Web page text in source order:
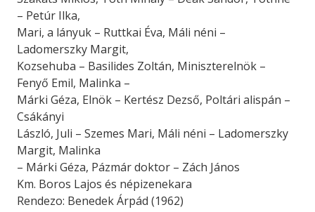
– Petúr Ilka,
Mari, a lányuk – Ruttkai Éva, Máli néni –
Ladomerszky Margit,
Kozsehuba – Basilides Zoltán, Miniszterelnök –
Fenyő Emil, Malinka –
Márki Géza, Elnök – Kertész Dezső, Poltári alispán –
Csákányi
László, Juli – Szemes Mari, Máli néni – Ladomerszky
Margit, Malinka
– Márki Géza, Pázmár doktor – Zách János
Km. Boros Lajos és népizenekara
Rendezo: Benedek Árpád (1962)